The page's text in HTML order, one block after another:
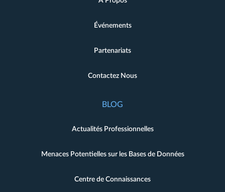
Événements
Partenariats
Contactez Nous
BLOG
Actualités Professionnelles
Menaces Potentielles sur les Bases de Données
Centre de Connaissances